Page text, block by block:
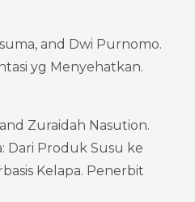
and Dwi Purnomo.
yg Menyehatkan.
Zuraidah Nasution.
Dari Produk Susu ke
Kelapa. Penerbit